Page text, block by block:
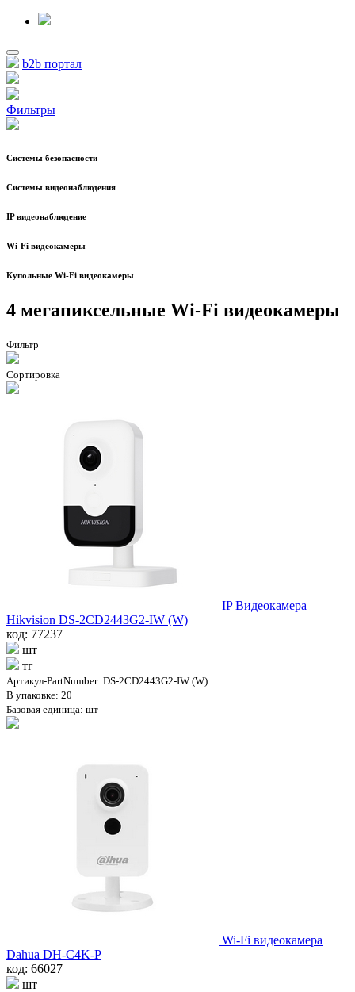
b2b портал
Фильтры
Системы безопасности
Системы видеонаблюдения
IP видеонаблюдение
Wi-Fi видеокамеры
Купольные Wi-Fi видеокамеры
4 мегапиксельные Wi-Fi видеокамеры
Фильтр
Сортировка
IP Видеокамера
Hikvision DS-2CD2443G2-IW (W)
код: 77237
шт
тг
Артикул-PartNumber: DS-2CD2443G2-IW (W)
В упаковке: 20
Базовая единица: шт
Wi-Fi видеокамера
Dahua DH-C4K-P
код: 66027
шт